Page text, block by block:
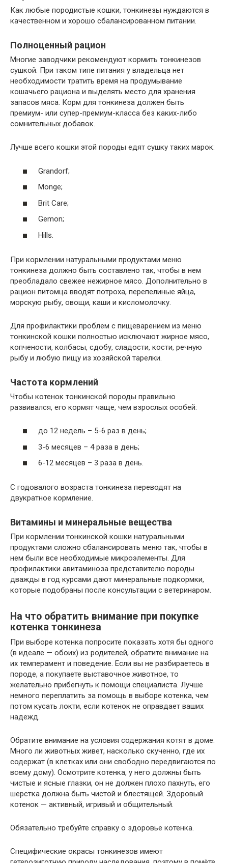
Как любые породистые кошки, тонкинезы нуждаются в
качественном и хорошо сбалансированном питании.
Полноценный рацион
Многие заводчики рекомендуют кормить тонкинезов
сушкой. При таком типе питания у владельца нет
необходимости тратить время на продумывание
кошачьего рациона и выделять место для хранения
запасов мяса. Корм для тонкинеза должен быть
премиум- или супер-премиум-класса без каких-либо
сомнительных добавок.
Лучше всего кошки этой породы едят сушку таких марок:
Grandorf;
Monge;
Brit Care;
Gemon;
Hills.
При кормлении натуральными продуктами меню
тонкинеза должно быть составлено так, чтобы в нем
преобладало свежее нежирное мясо. Дополнительно в
рацион питомца вводят потроха, перепелиные яйца,
морскую рыбу, овощи, каши и кисломолочку.
Для профилактики проблем с пищеварением из меню
тонкинской кошки полностью исключают жирное мясо,
копчености, колбасы, сдобу, сладости, кости, речную
рыбу и любую пищу из хозяйской тарелки.
Частота кормлений
Чтобы котенок тонкинской породы правильно
развивался, его кормят чаще, чем взрослых особей:
до 12 недель – 5-6 раз в день;
3-6 месяцев – 4 раза в день;
6-12 месяцев – 3 раза в день.
С годовалого возраста тонкинеза переводят на
двукратное кормление.
Витамины и минеральные вещества
При кормлении тонкинской кошки натуральными
продуктами сложно сбалансировать меню так, чтобы в
нем были все необходимые микроэлементы. Для
профилактики авитаминоза представителю породы
дважды в год курсами дают минеральные подкормки,
которые подобраны после консультации с ветеринаром.
На что обратить внимание при покупке
котенка тонкинеза
При выборе котенка попросите показать хотя бы одного
(в идеале — обоих) из родителей, обратите внимание на
их темперамент и поведение. Если вы не разбираетесь в
породе, а покупаете выставочное животное, то
желательно прибегнуть к помощи специалиста. Лучше
немного переплатить за помощь в выборе котенка, чем
потом кусать локти, если котенок не оправдает ваших
надежд.
Обратите внимание на условия содержания котят в доме.
Много ли животных живет, насколько скученно, где их
содержат (в клетках или они свободно передвигаются по
всему дому). Осмотрите котенка, у него должны быть
чистые и ясные глазки, он не должен плохо пахнуть, его
шерстка должна быть чистой и блестящей. Здоровый
котенок — активный, игривый и общительный.
Обязательно требуйте справку о здоровье котенка.
Специфические окрасы тонкинезов имеют